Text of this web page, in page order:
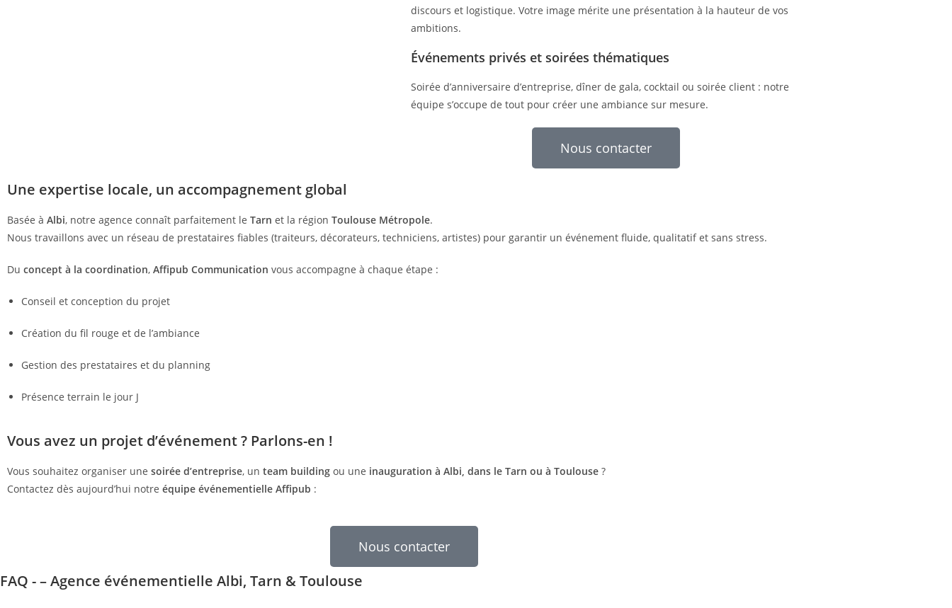
discours et logistique. Votre image mérite une présentation à la hauteur de vos
ambitions.
Événements privés et soirées thématiques
Soirée d’anniversaire d’entreprise, dîner de gala, cocktail ou soirée client : notre
équipe s’occupe de tout pour créer une ambiance sur mesure.
Nous contacter
Une expertise locale, un accompagnement global
Basée à Albi, notre agence connaît parfaitement le Tarn et la région Toulouse Métropole.
Nous travaillons avec un réseau de prestataires fiables (traiteurs, décorateurs, techniciens, artistes) pour garantir un événement fluide, qualitatif et sans stress.
Du concept à la coordination, Affipub Communication vous accompagne à chaque étape :
Conseil et conception du projet
Création du fil rouge et de l’ambiance
Gestion des prestataires et du planning
Présence terrain le jour J
Vous avez un projet d’événement ? Parlons-en !
Vous souhaitez organiser une soirée d’entreprise, un team building ou une inauguration à Albi, dans le Tarn ou à Toulouse ?
Contactez dès aujourd’hui notre équipe événementielle Affipub :
Nous contacter
FAQ - – Agence événementielle Albi, Tarn & Toulouse